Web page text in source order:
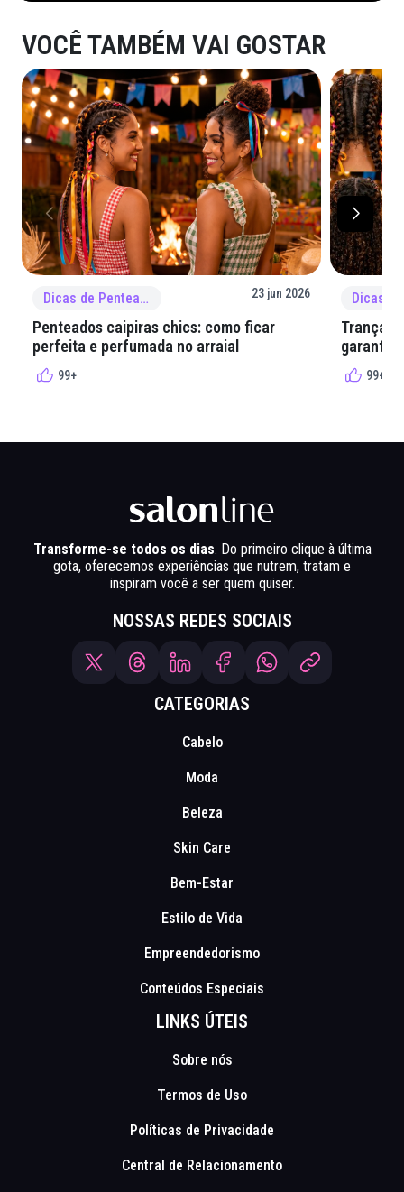
VOCÊ TAMBÉM VAI GOSTAR
Dicas de Penteado 23 jun 2026
Penteados caipiras chics: como ficar
perfeita e perfumada no arraial
99+
Tranças
garantir
99+
Transforme-se todos os dias. Do primeiro clique à última
gota, oferecemos experiências que nutrem, tratam e
inspiram você a ser quem quiser.
NOSSAS REDES SOCIAIS
CATEGORIAS
Cabelo
Moda
Beleza
Skin Care
Bem-Estar
Estilo de Vida
Empreendedorismo
Conteúdos Especiais
LINKS ÚTEIS
Sobre nós
Termos de Uso
Políticas de Privacidade
Central de Relacionamento